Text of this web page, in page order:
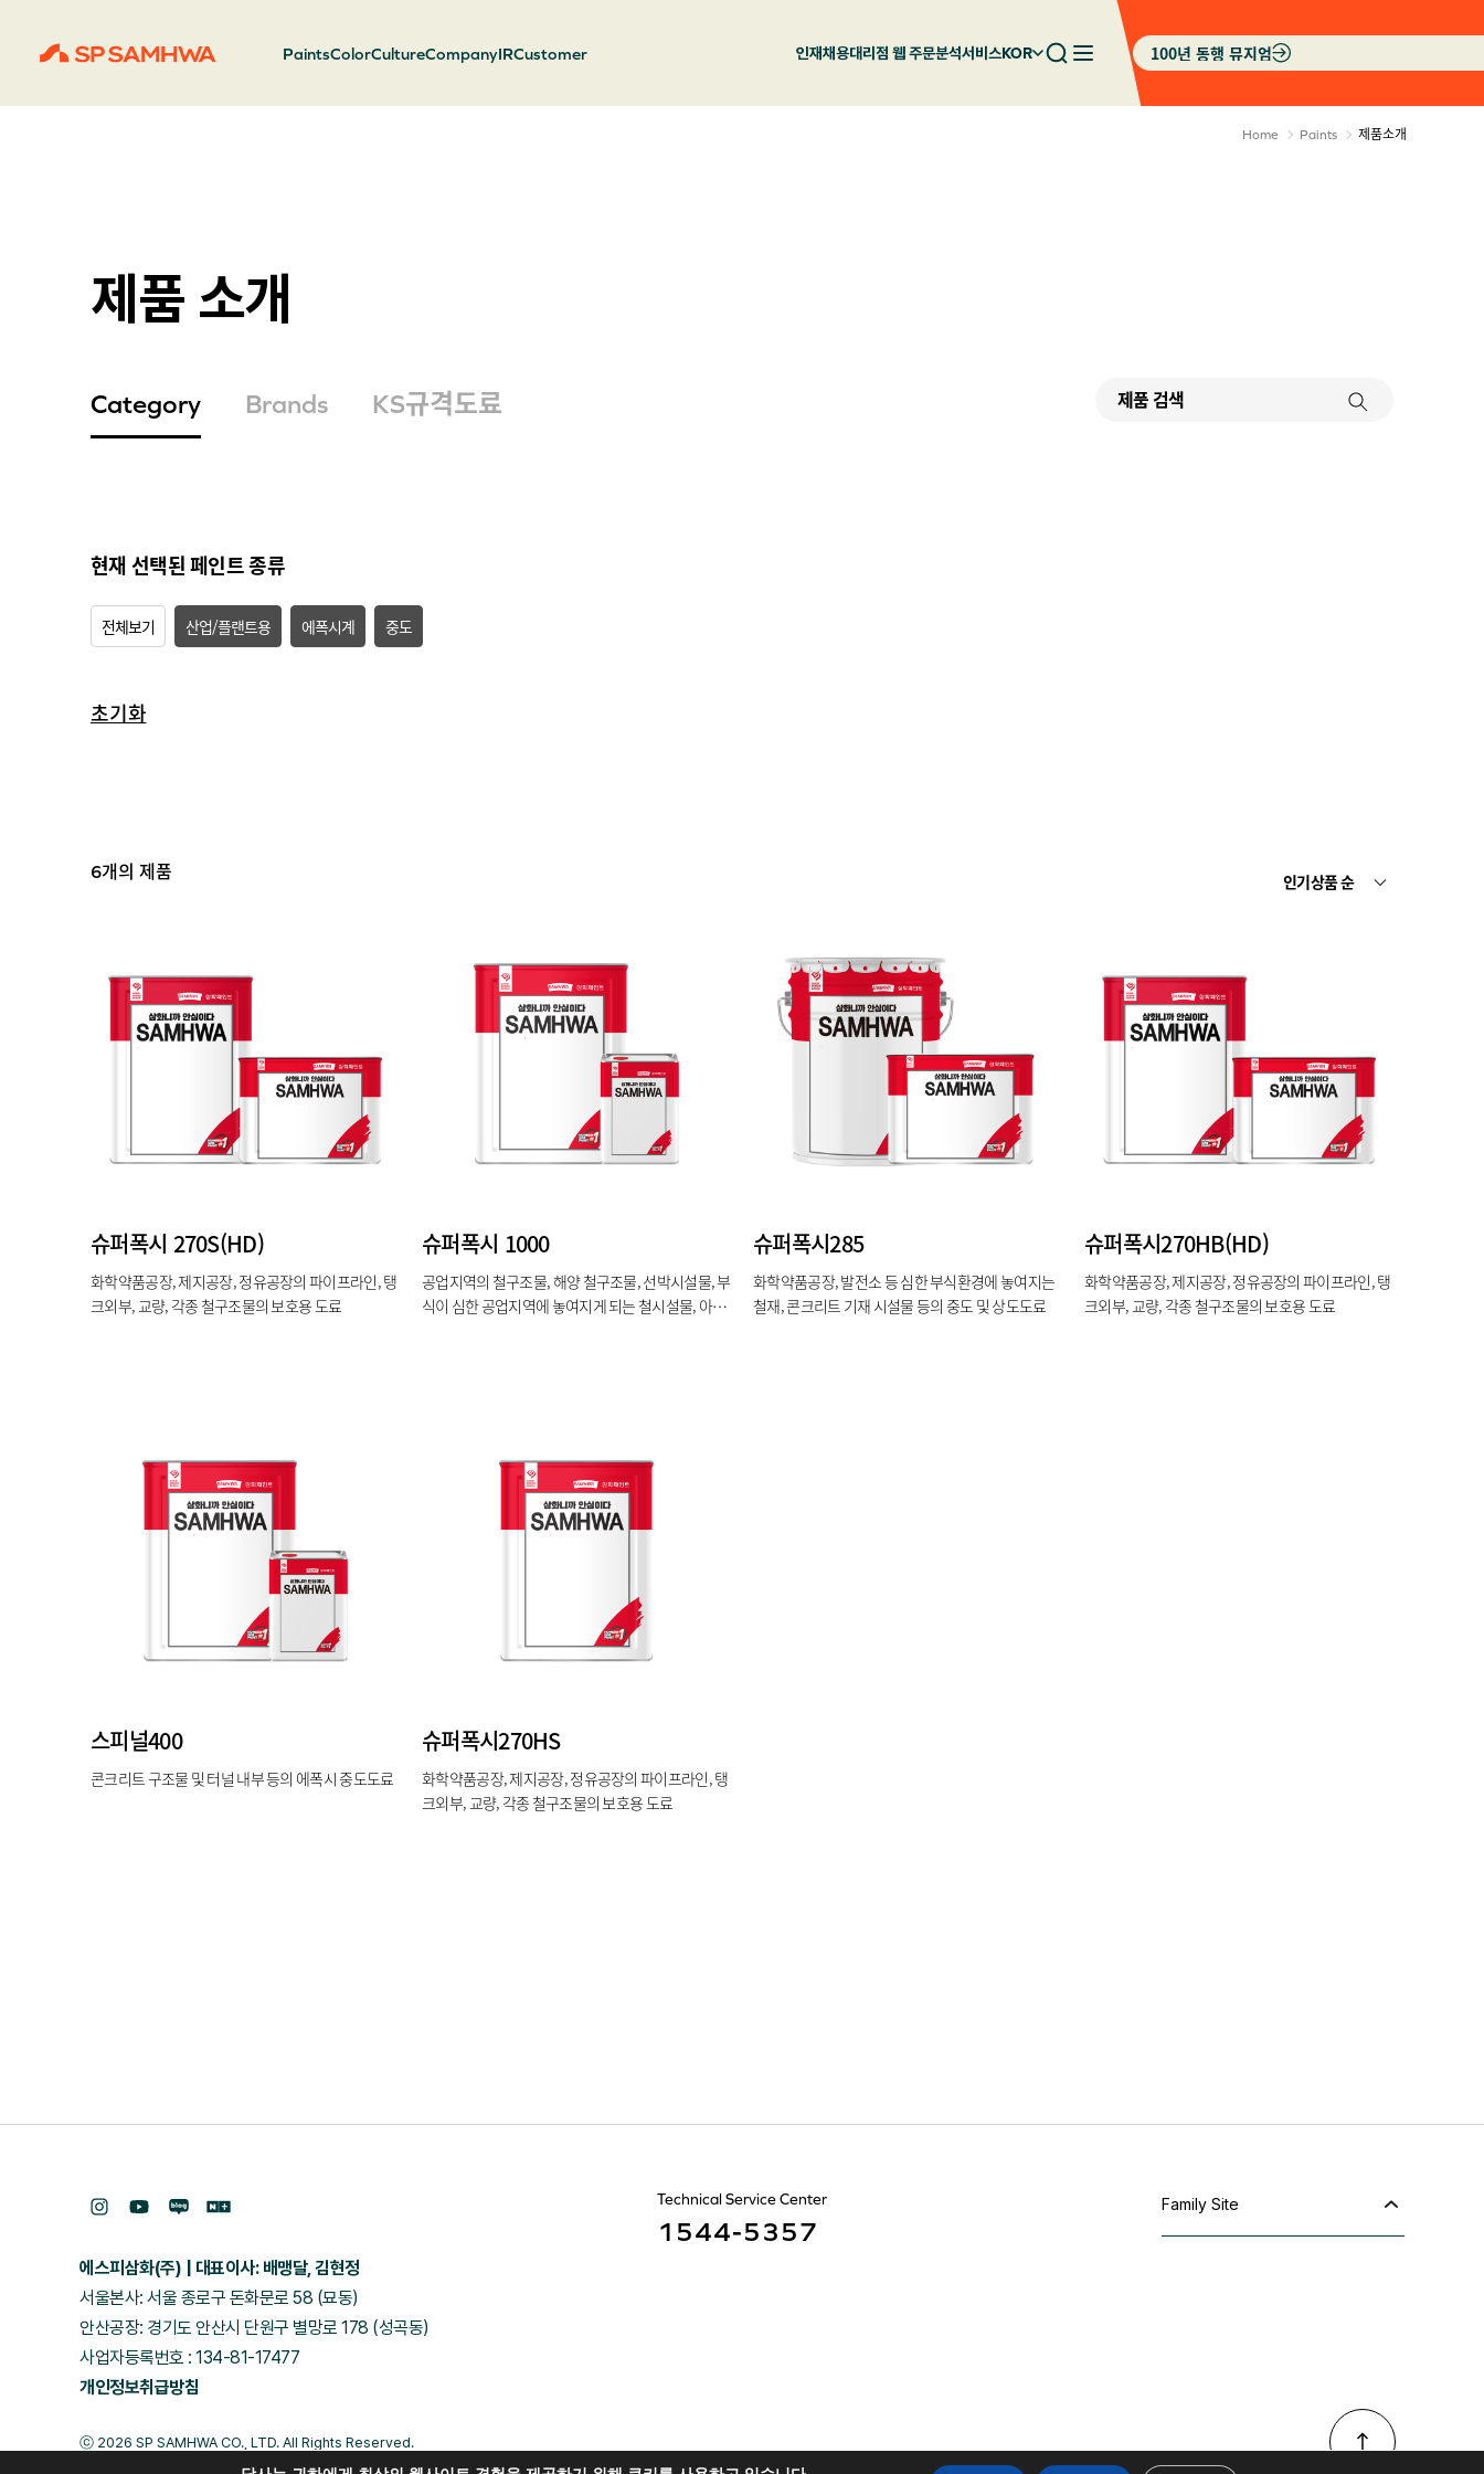
PaintsColorCultureCompanyIRCustomer 인재채용대리점 웹 주문분석서비스KOR 100년 동행 뮤지엄
Home Paints 제품소개
제품 소개
Category Brands KS규격도료
현재 선택된 페인트 종류
전체보기 산업/플랜트용 에폭시계 중도
초기화
6개의 제품 인기상품 순
슈퍼폭시 270S(HD)
화학약품공장, 제지공장, 정유공장의 파이프라인, 탱
크외부, 교량, 각종 철구조물의 보호용 도료
슈퍼폭시 1000
공업지역의 철구조물, 해양 철구조물, 선박시설물, 부
식이 심한 공업지역에 놓여지게 되는 철시설물, 아연
슈퍼폭시285
화학약품공장, 발전소 등 심한 부식환경에 놓여지는
철재, 콘크리트 기재 시설물 등의 중도 및 상도도료
슈퍼폭시270HB(HD)
화학약품공장, 제지공장, 정유공장의 파이프라인, 탱
크외부, 교량, 각종 철구조물의 보호용 도료
스피널400
콘크리트 구조물 및 터널 내부 등의 에폭시 중도도료
슈퍼폭시270HS
화학약품공장, 제지공장, 정유공장의 파이프라인, 탱
크외부, 교량, 각종 철구조물의 보호용 도료
에스피삼화(주)
대표이사: 배맹달, 김현정
서울본사: 서울 종로구 돈화문로 58 (묘동)
안산공장: 경기도 안산시 단원구 별망로 178 (성곡동)
사업자등록번호 : 134-81-17477
개인정보취급방침
Technical Service Center
1544-5357
Family Site
ⓒ 2026 SP SAMHWA CO., LTD. All Rights Reserved.